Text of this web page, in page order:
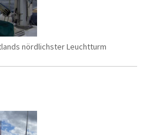
nördlichster Leuchtturm